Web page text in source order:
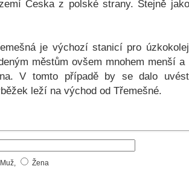
Česka z polské strany. Stejně
je výchozí stanicí pro
městům ovšem mnohem menší
V tomto případě by se dalo
leží na východ od Třemešné.
Muž, Žena